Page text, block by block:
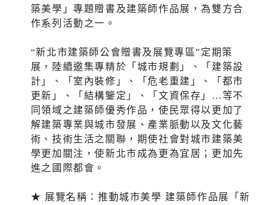
築美學」專題贈書及建築師作品展，為雙方合
作系列活動之一。
“新北市建築師公會贈書及展覽專區”定期策
展，陸續邀集專精於「城市規劃」、「建築設
計」、「室內裝修」、「危老重建」、「都市
更新」、「結構鑒定」、「文資保存」…等不
同領域之建築師優秀作品，使民眾得以更加了
解建築專業與城市發展、產業脈動以及文化藝
術、技術生活之關聯，期使社會對城市建築美
學更加關注，使新北市成為更為宜居；更加先
進之國際都會。
★ 展覽名稱：推動城市美學 建築師作品展「新